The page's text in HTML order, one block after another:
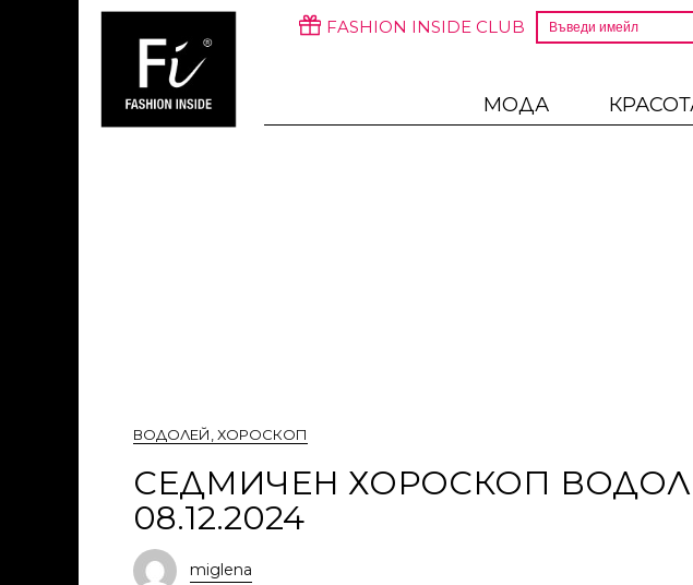
FASHION INSIDE CLUB
МОДА
ВОДОЛЕЙ ХОРОСКОП
СЕДМИЧЕН ХОРОСКОП
08.12.2024
miglena